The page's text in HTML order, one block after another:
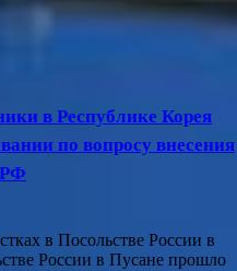
в Республике Корея
по вопросу внесения
РФ
в Посольстве России в
России в Пусане прошло